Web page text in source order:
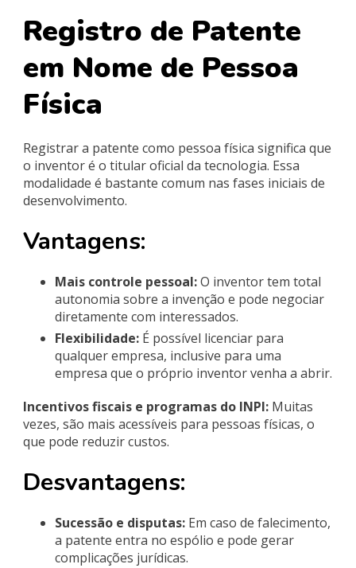
Registro de Patente
em Nome de Pessoa
Física
Registrar a patente como pessoa física significa que
o inventor é o titular oficial da tecnologia. Essa
modalidade é bastante comum nas fases iniciais de
desenvolvimento.
Vantagens:
Mais controle pessoal:O inventor tem total
autonomia sobre a invenção e pode negociar
diretamente com interessados.
Flexibilidade: É possível licenciar para
qualquer empresa, inclusive para uma
empresa que o próprio inventor venha a abrir.
Incentivos fiscais e programas do INPI: Muitas
vezes, são mais acessíveis para pessoas físicas, o
que pode reduzir custos.
Desvantagens:
Sucessão e disputas: Em caso de falecimento,
a patente entra no espólio e pode gerar
complicações jurídicas.